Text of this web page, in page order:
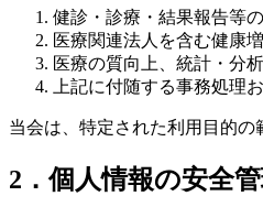
健診・診療・結果報告等
医療関連法人を含む健康
医療の質向上、統計・分
上記に付随する事務処理
当会は、特定された利用目的
2．個人情報の安全